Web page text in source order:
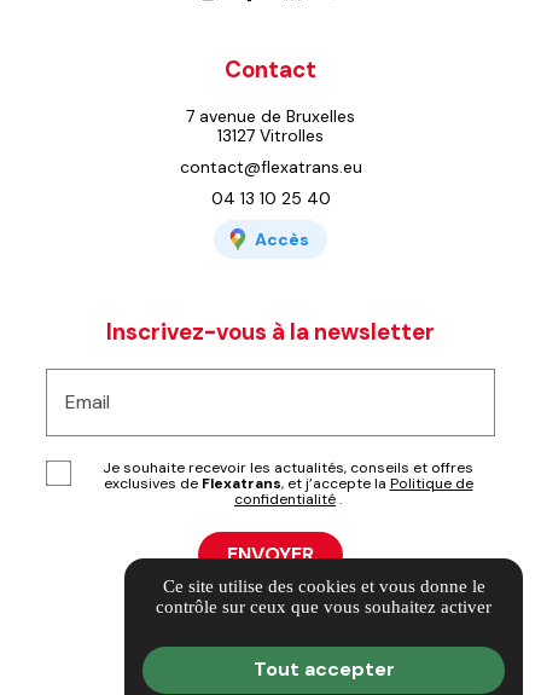
Contact
7 avenue de Bruxelles
13127 Vitrolles
contact@flexatrans.eu
04 13 10 25 40
Accès
Inscrivez-vous à la newsletter
Email
Je souhaite recevoir les actualités, conseils et offres
exclusives de Flexatrans, et j’accepte la Politique de
confidentialité.
Ce site utilise des cookies et vous donne le
contrôle sur ceux que vous souhaitez activer
Tout accepter